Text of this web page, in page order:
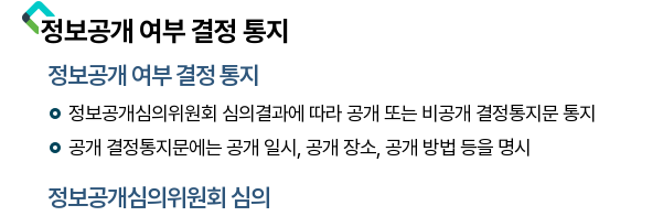
정보공개 여부 결정 통지
정보공개 여부 결정 통지
정보공개심의위원회 심의결과에 따라 공개 또는 비공개 결정통지문 통지
공개 결정통지문에는 공개 일시, 공개 장소, 공개 방법 등을 명시
정보공개심의위원회 심의